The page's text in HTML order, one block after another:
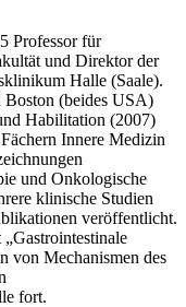
Professor für
und Direktor der
Halle (Saale).
(beides USA)
Habilitation (2007)
Innere Medizin
und Onkologische
klinische Studien
veröffentlicht.
von Mechanismen des
fort.